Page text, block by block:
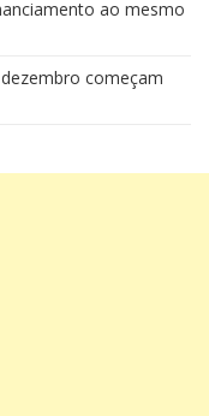
ao mesmo
começam